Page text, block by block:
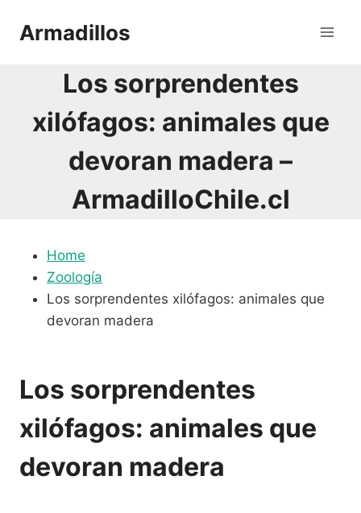
Armadillos
Los sorprendentes
xilófagos: animales que
devoran madera –
ArmadilloChile.cl
Home
Zoología
Los sorprendentes xilófagos: animales que
devoran madera
Los sorprendentes
xilófagos: animales que
devoran madera